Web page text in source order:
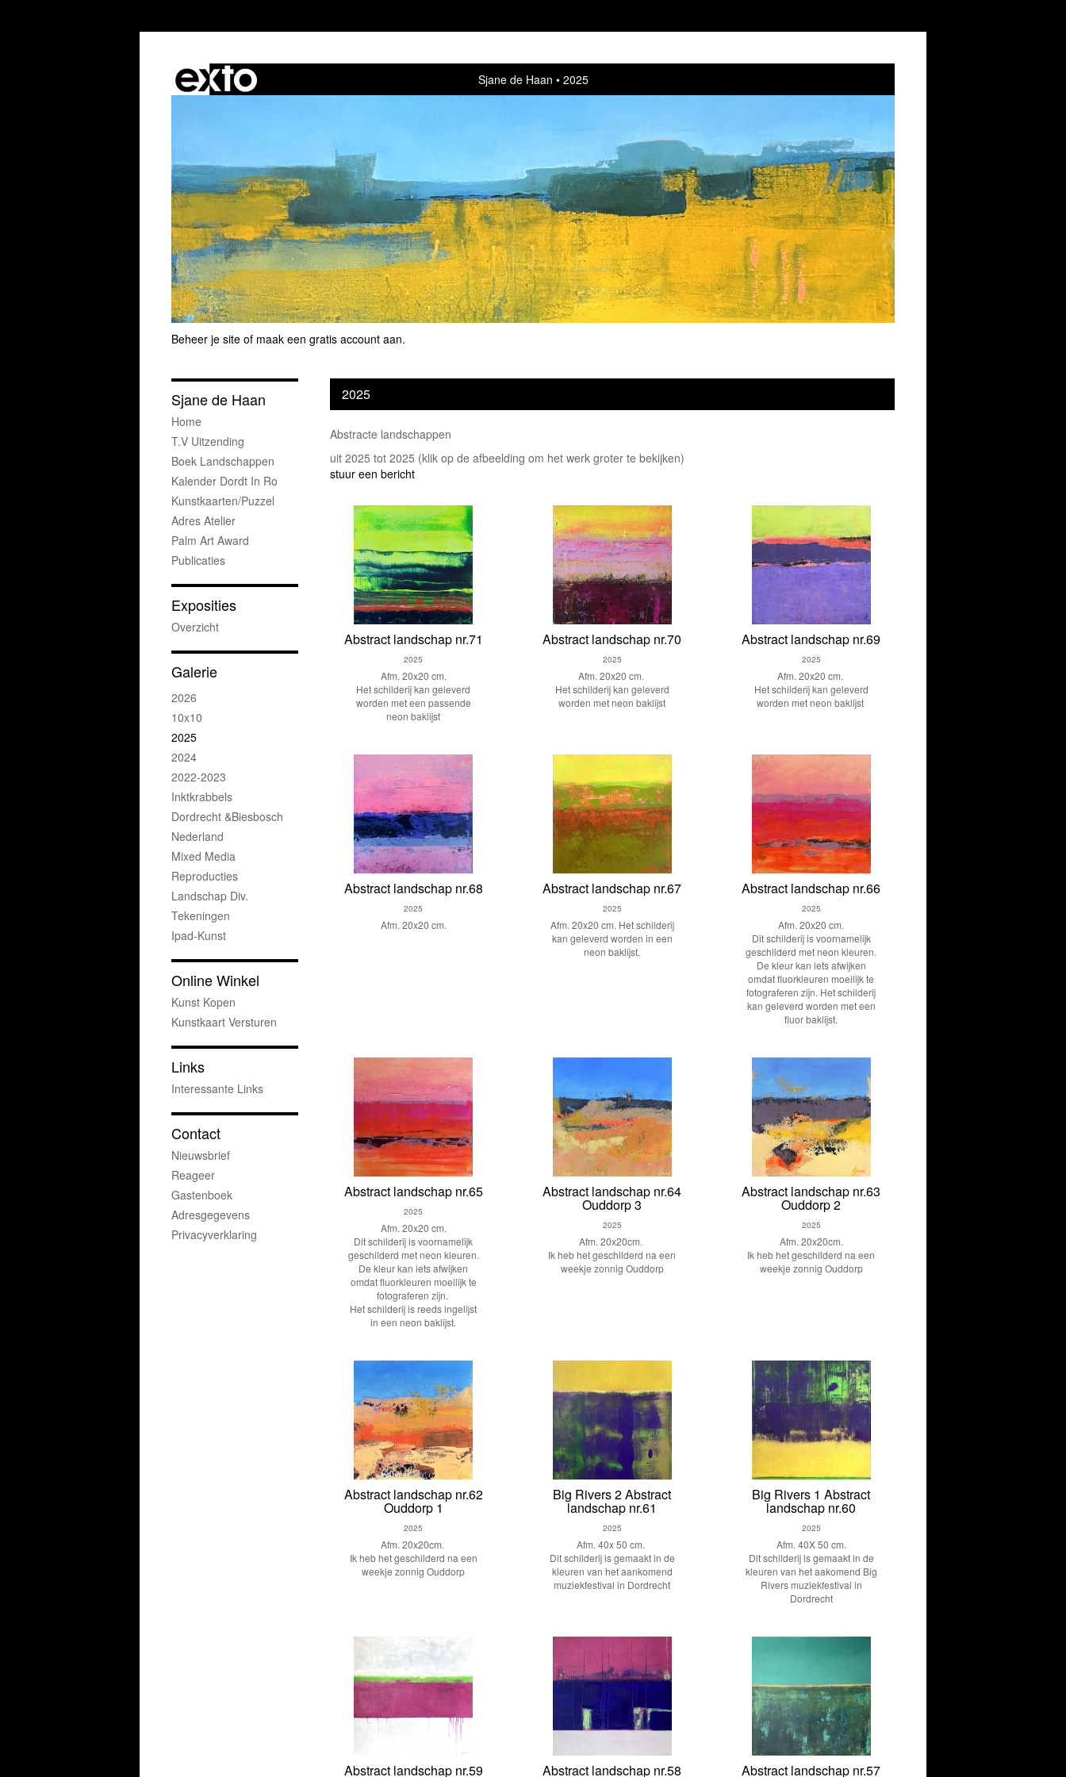
Sjane de Haan 2025
Beheer je site of maak een gratis account aan.
2025
Abstracte landschappen
uit 2025 tot 2025 (klik op de afbeelding om het werk groter te bekijken)
stuur een bericht
Abstract landschap nr.71
2025
Afm. 20x20 cm.
Het schilderij kan geleverd
worden met een passende
neon baklijst
Abstract landschap nr.70
2025
Afm. 20x20 cm.
Het schilderij kan geleverd
worden met neon baklijst
Abstract landschap nr.69
2025
Afm. 20x20 cm.
Het schilderij kan geleverd
worden met neon baklijst
Abstract landschap nr.68
2025
Afm. 20x20 cm.
Abstract landschap nr.67
2025
Afm. 20x20 cm. Het schilderij
kan geleverd worden in een
neon baklijst.
Abstract landschap nr.66
2025
Afm. 20x20 cm.
Dit schilderij is voornamelijk
geschilderd met neon kleuren.
De kleur kan iets afwijken
omdat fluorkleuren moeilijk te
fotograferen zijn. Het schilderij
kan geleverd worden met een
fluor baklijst.
Abstract landschap nr.65
2025
Afm. 20x20 cm.
Dit schilderij is voornamelijk
geschilderd met neon kleuren.
De kleur kan iets afwijken
omdat fluorkleuren moeilijk te
fotograferen zijn.
Het schilderij is reeds ingelijst
in een neon baklijst.
Abstract landschap nr.64
Ouddorp 3
2025
Afm. 20x20cm.
Ik heb het geschilderd na een
weekje zonnig Ouddorp
Abstract landschap nr.63
Ouddorp 2
2025
Afm. 20x20cm.
Ik heb het geschilderd na een
weekje zonnig Ouddorp
Abstract landschap nr.62
Ouddorp 1
2025
Afm. 20x20cm.
Ik heb het geschilderd na een
weekje zonnig Ouddorp
Big Rivers 2 Abstract
landschap nr.61
2025
Afm. 40x 50 cm.
Dit schilderij is gemaakt in de
kleuren van het aankomend
muziekfestival in Dordrecht
Big Rivers 1 Abstract
landschap nr.60
2025
Afm. 40X 50 cm.
Dit schilderij is gemaakt in de
kleuren van het aakomend Big
Rivers muziekfestival in
Dordrecht
Abstract landschap nr.59 Abstract landschap nr.58 Abstract landschap nr.57
Sjane de Haan
Home
T.v Uitzending
Boek Landschappen
Kalender Dordt In Ro
Kunstkaarten/puzzel
Adres Atelier
Palm Art Award
Publicaties
Exposities
Overzicht
Galerie
2026
10x10
2025
2024
2022-2023
Inktkrabbels
Dordrecht &Biesbosch
Nederland
Mixed Media
Reproducties
Landschap Div.
Tekeningen
Ipad-Kunst
Online Winkel
Kunst Kopen
Kunstkaart Versturen
Links
Interessante Links
Contact
Nieuwsbrief
Reageer
Gastenboek
Adresgegevens
Privacyverklaring